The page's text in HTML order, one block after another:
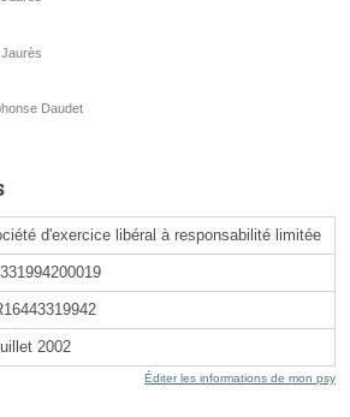
Daudet
d'exercice libéral à responsabilité limitée
2002
Éditer les informations de mon psy